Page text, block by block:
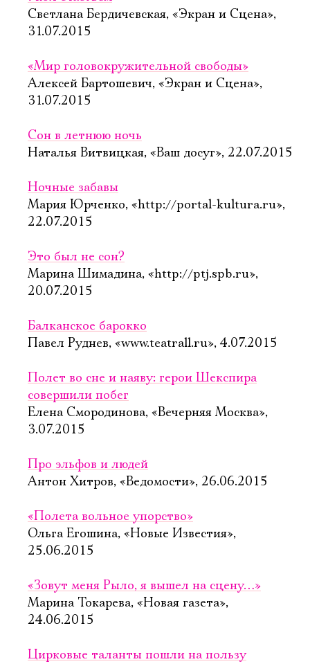
Светлана Бердичевская, «Экран и Сцена»,
31.07.2015
«Мир головокружительной свободы»
Алексей Бартошевич, «Экран и Сцена»,
31.07.2015
Сон в летнюю ночь
Наталья Витвицкая, «Ваш досуг», 22.07.2015
Ночные забавы
Мария Юрченко, «http://portal-kultura.ru»,
22.07.2015
Это был не сон?
Марина Шимадина, «http://ptj.spb.ru»,
20.07.2015
Балканское барокко
Павел Руднев, «www.teatrall.ru», 4.07.2015
Полет во сне и наяву: герои Шекспира
совершили побег
Елена Смородинова, «Вечерняя Москва»,
3.07.2015
Про эльфов и людей
Антон Хитров, «Ведомости», 26.06.2015
«Полета вольное упорство»
Ольга Егошина, «Новые Известия»,
25.06.2015
«Зовут меня Рыло, я вышел на сцену…»
Марина Токарева, «Новая газета»,
24.06.2015
Цирковые таланты пошли на пользу